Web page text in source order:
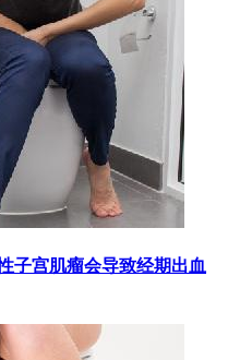
子宫肌瘤会导致经期出血